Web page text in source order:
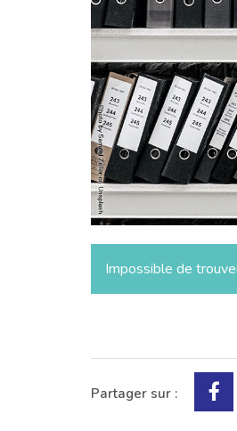
Impossible de
Partager sur :